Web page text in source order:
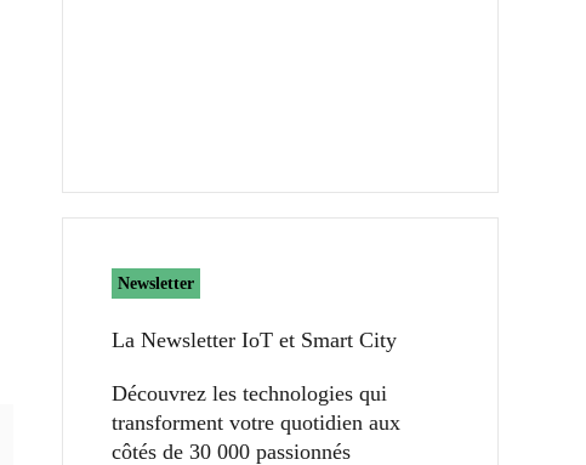
Newsletter
La Newsletter IoT et Smart City​
Découvrez les technologies qui
transforment votre quotidien aux
côtés de 30 000 passionnés